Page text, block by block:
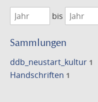
1474
bis
Sammlungen
ddb_neustart_kultur 1
Handschriften 1